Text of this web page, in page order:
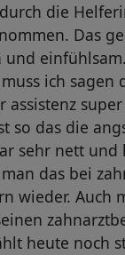
die
Das
ich sagen
assistenz
so das die
sehr nett und
das bei
wieder. Auch
heute noch